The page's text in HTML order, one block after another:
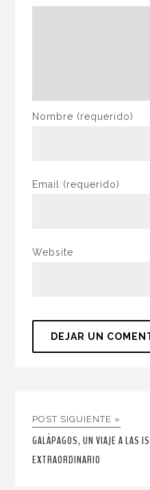
Nombre (requerido)
Email (requerido)
Website
POST SIGUIENTE »
GALÁPAGOS, UN VIAJE A LAS
EXTRAORDINARIO